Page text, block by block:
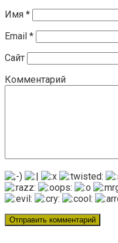
Имя *
Email *
Сайт
Комментарий